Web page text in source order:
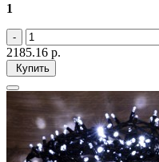
1
2185.16 р.
Купить